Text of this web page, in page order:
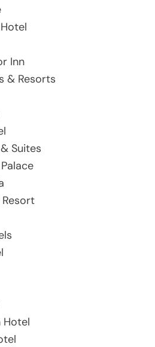
Inn
& Resorts
Suites
Hotel